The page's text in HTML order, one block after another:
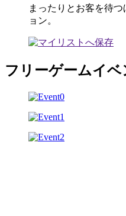
まったりとお客を待
ョン。
フリーゲームイベ